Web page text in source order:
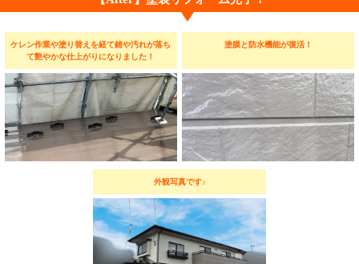
ケレン作業や塗り替えを経て錆や汚れが落ち
て艶やかな仕上がりになりました！
塗膜と防水機能が復活！
外観写真です♪